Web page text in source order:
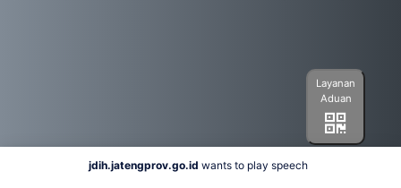
Layanan
Aduan
jdih.jatengprov.go.id wants to play speech